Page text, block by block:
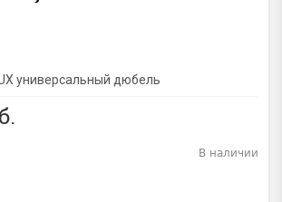
универсальный дюбель
В наличии